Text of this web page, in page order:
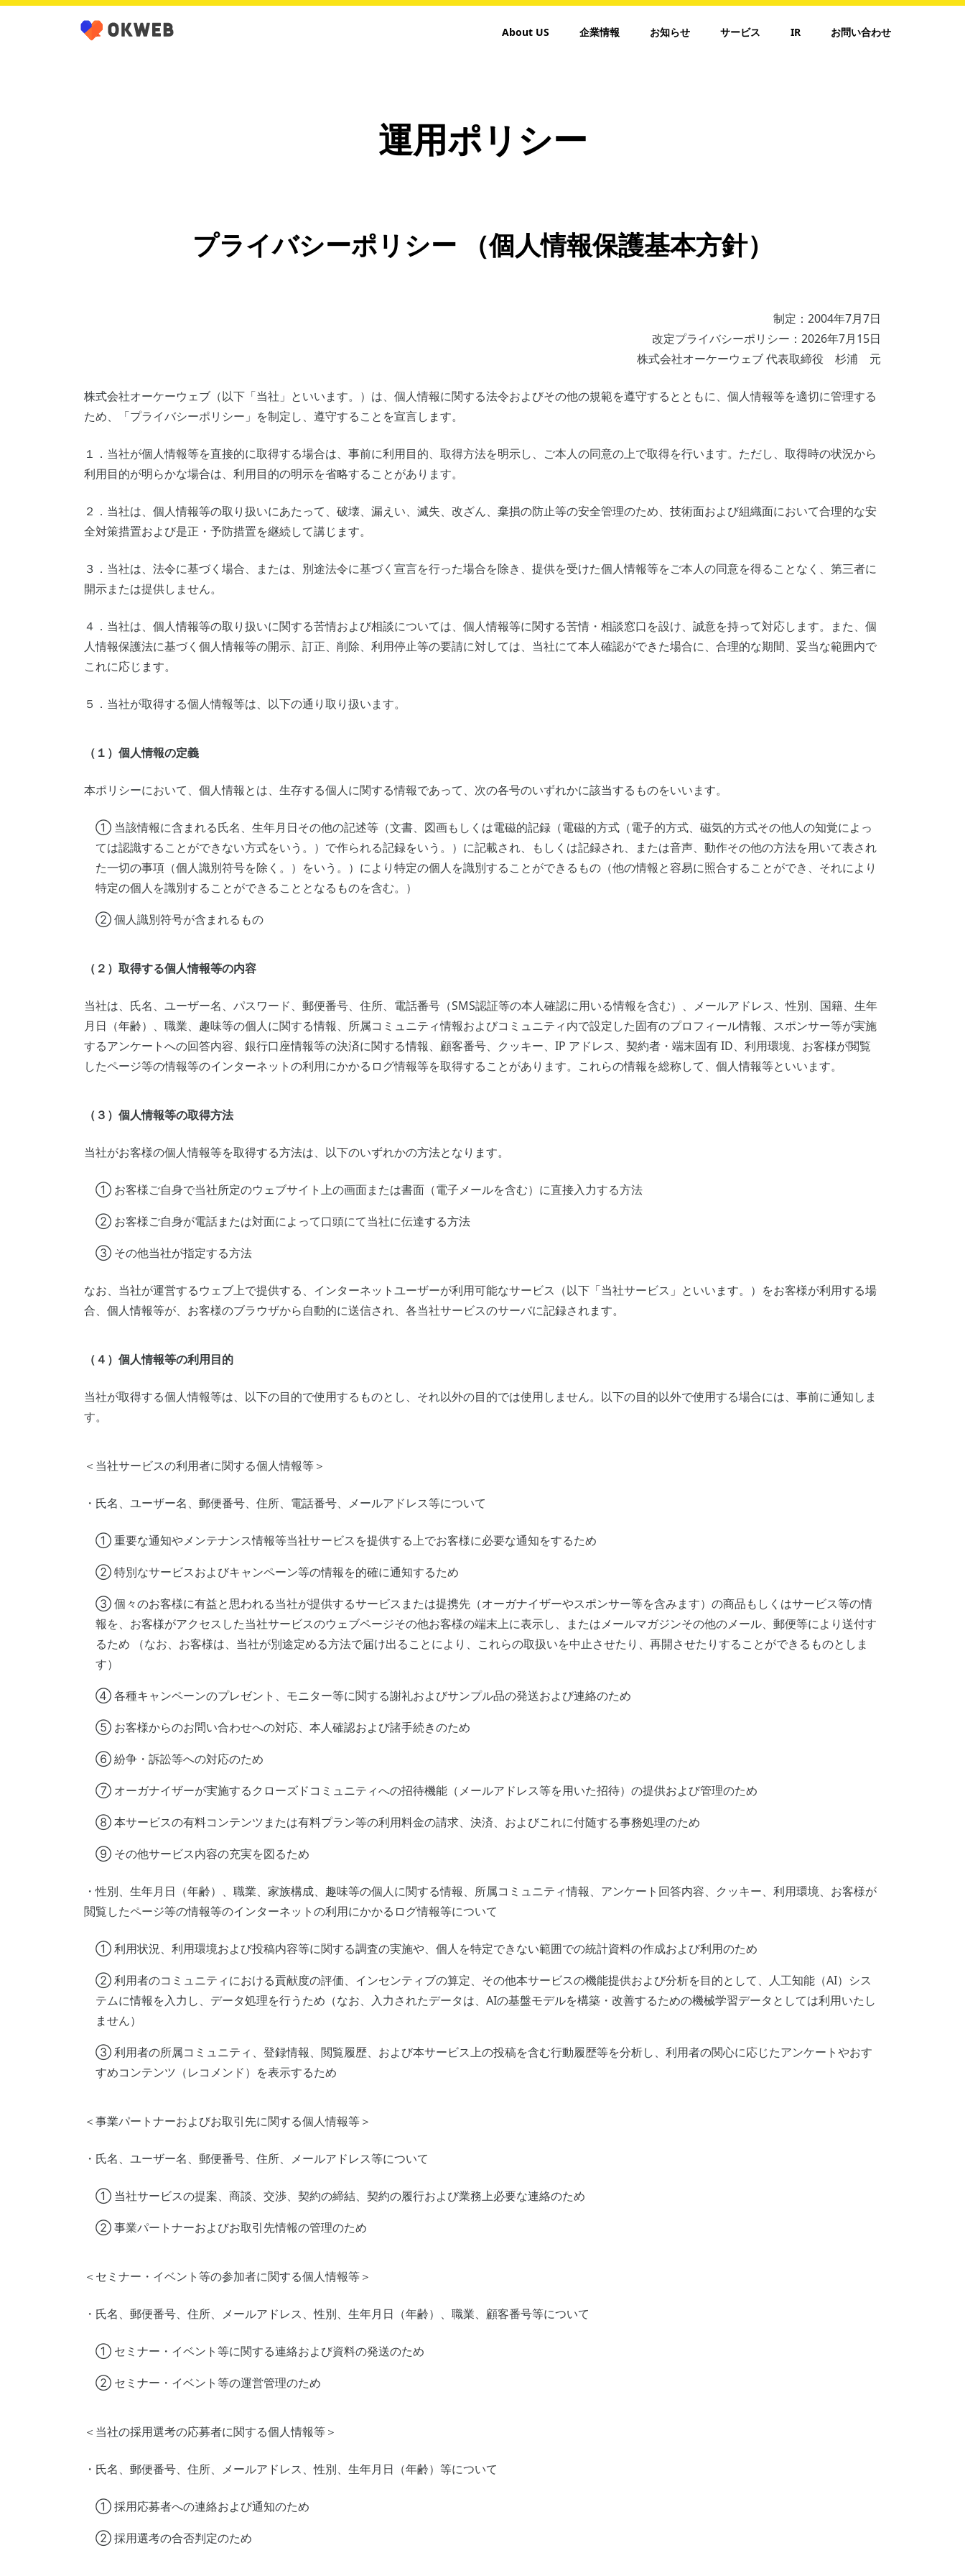
About US 企業情報 お知らせ サービス IR お問い合わせ
運用ポリシー
プライバシーポリシー （個人情報保護基本方針）
制定：2004年7月7日
改定プライバシーポリシー：2026年7月15日
株式会社オーケーウェブ 代表取締役 杉浦 元
株式会社オーケーウェブ（以下「当社」といいます。）は、個人情報に関する法令およびその他の規範を遵守するとともに、個人情報等を適切に管理する
ため、「プライバシーポリシー」を制定し、遵守することを宣言します。
１．当社が個人情報等を直接的に取得する場合は、事前に利用目的、取得方法を明示し、ご本人の同意の上で取得を行います。ただし、取得時の状況から
利用目的が明らかな場合は、利用目的の明示を省略することがあります。
２．当社は、個人情報等の取り扱いにあたって、破壊、漏えい、滅失、改ざん、棄損の防止等の安全管理のため、技術面および組織面において合理的な安
全対策措置および是正・予防措置を継続して講じます。
３．当社は、法令に基づく場合、または、別途法令に基づく宣言を行った場合を除き、提供を受けた個人情報等をご本人の同意を得ることなく、第三者に
開示または提供しません。
４．当社は、個人情報等の取り扱いに関する苦情および相談については、個人情報等に関する苦情・相談窓口を設け、誠意を持って対応します。また、個
人情報保護法に基づく個人情報等の開示、訂正、削除、利用停止等の要請に対しては、当社にて本人確認ができた場合に、合理的な期間、妥当な範囲内で
これに応じます。
５．当社が取得する個人情報等は、以下の通り取り扱います。
（１）個人情報の定義
本ポリシーにおいて、個人情報とは、生存する個人に関する情報であって、次の各号のいずれかに該当するものをいいます。
① 当該情報に含まれる氏名、生年月日その他の記述等（文書、図画もしくは電磁的記録（電磁的方式（電子的方式、磁気的方式その他人の知覚によっ
ては認識することができない方式をいう。）で作られる記録をいう。）に記載され、もしくは記録され、または音声、動作その他の方法を用いて表され
た一切の事項（個人識別符号を除く。）をいう。）により特定の個人を識別することができるもの（他の情報と容易に照合することができ、それにより
特定の個人を識別することができることとなるものを含む。）
② 個人識別符号が含まれるもの
（２）取得する個人情報等の内容
当社は、氏名、ユーザー名、パスワード、郵便番号、住所、電話番号（SMS認証等の本人確認に用いる情報を含む）、メールアドレス、性別、国籍、生年
月日（年齢）、職業、趣味等の個人に関する情報、所属コミュニティ情報およびコミュニティ内で設定した固有のプロフィール情報、スポンサー等が実施
するアンケートへの回答内容、銀行口座情報等の決済に関する情報、顧客番号、クッキー、IP アドレス、契約者・端末固有 ID、利用環境、お客様が閲覧
したページ等の情報等のインターネットの利用にかかるログ情報等を取得することがあります。これらの情報を総称して、個人情報等といいます。
（３）個人情報等の取得方法
当社がお客様の個人情報等を取得する方法は、以下のいずれかの方法となります。
① お客様ご自身で当社所定のウェブサイト上の画面または書面（電子メールを含む）に直接入力する方法
② お客様ご自身が電話または対面によって口頭にて当社に伝達する方法
③ その他当社が指定する方法
なお、当社が運営するウェブ上で提供する、インターネットユーザーが利用可能なサービス（以下「当社サービス」といいます。）をお客様が利用する場
合、個人情報等が、お客様のブラウザから自動的に送信され、各当社サービスのサーバに記録されます。
（４）個人情報等の利用目的
当社が取得する個人情報等は、以下の目的で使用するものとし、それ以外の目的では使用しません。以下の目的以外で使用する場合には、事前に通知しま
す。
＜当社サービスの利用者に関する個人情報等＞
・氏名、ユーザー名、郵便番号、住所、電話番号、メールアドレス等について
① 重要な通知やメンテナンス情報等当社サービスを提供する上でお客様に必要な通知をするため
② 特別なサービスおよびキャンペーン等の情報を的確に通知するため
③ 個々のお客様に有益と思われる当社が提供するサービスまたは提携先（オーガナイザーやスポンサー等を含みます）の商品もしくはサービス等の情
報を、お客様がアクセスした当社サービスのウェブページその他お客様の端末上に表示し、またはメールマガジンその他のメール、郵便等により送付す
るため （なお、お客様は、当社が別途定める方法で届け出ることにより、これらの取扱いを中止させたり、再開させたりすることができるものとしま
す）
④ 各種キャンペーンのプレゼント、モニター等に関する謝礼およびサンプル品の発送および連絡のため
⑤ お客様からのお問い合わせへの対応、本人確認および諸手続きのため
⑥ 紛争・訴訟等への対応のため
⑦ オーガナイザーが実施するクローズドコミュニティへの招待機能（メールアドレス等を用いた招待）の提供および管理のため
⑧ 本サービスの有料コンテンツまたは有料プラン等の利用料金の請求、決済、およびこれに付随する事務処理のため
⑨ その他サービス内容の充実を図るため
・性別、生年月日（年齢）、職業、家族構成、趣味等の個人に関する情報、所属コミュニティ情報、アンケート回答内容、クッキー、利用環境、お客様が
閲覧したページ等の情報等のインターネットの利用にかかるログ情報等について
① 利用状況、利用環境および投稿内容等に関する調査の実施や、個人を特定できない範囲での統計資料の作成および利用のため
② 利用者のコミュニティにおける貢献度の評価、インセンティブの算定、その他本サービスの機能提供および分析を目的として、人工知能（AI）シス
テムに情報を入力し、データ処理を行うため（なお、入力されたデータは、AIの基盤モデルを構築・改善するための機械学習データとしては利用いたし
ません）
③ 利用者の所属コミュニティ、登録情報、閲覧履歴、および本サービス上の投稿を含む行動履歴等を分析し、利用者の関心に応じたアンケートやおす
すめコンテンツ（レコメンド）を表示するため
＜事業パートナーおよびお取引先に関する個人情報等＞
・氏名、ユーザー名、郵便番号、住所、メールアドレス等について
① 当社サービスの提案、商談、交渉、契約の締結、契約の履行および業務上必要な連絡のため
② 事業パートナーおよびお取引先情報の管理のため
＜セミナー・イベント等の参加者に関する個人情報等＞
・氏名、郵便番号、住所、メールアドレス、性別、生年月日（年齢）、職業、顧客番号等について
① セミナー・イベント等に関する連絡および資料の発送のため
② セミナー・イベント等の運営管理のため
＜当社の採用選考の応募者に関する個人情報等＞
・氏名、郵便番号、住所、メールアドレス、性別、生年月日（年齢）等について
① 採用応募者への連絡および通知のため
② 採用選考の合否判定のため